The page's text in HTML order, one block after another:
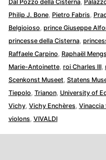
Dal Pozzo della Cisterna,
Philip J. Bone, Pietro Fabris,
Belgioioso, prince Giuseppe
princesse della Cisterna,
Raffaele Carpino, Raphaël Mengs
Marie-Antoinette, roi Charles III,
Scenkonst Museet, Statens
Tiepolo, Trianon, University of
Vichy, Vichy Enchères,
violons, VIVALDI